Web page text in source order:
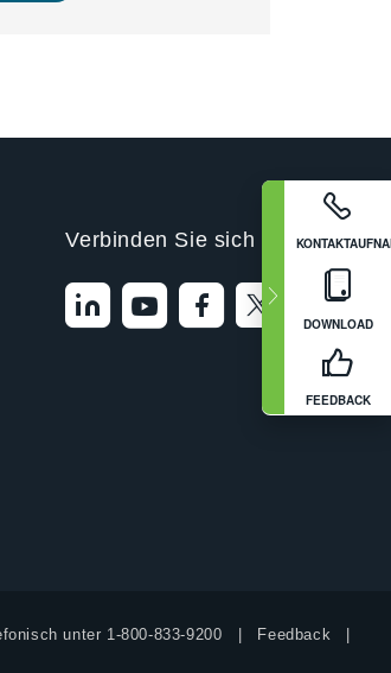
DOWNLOAD
FEEDBACK
Verbinden Sie sich mit uns
unter 1-800-833-9200 Feedback